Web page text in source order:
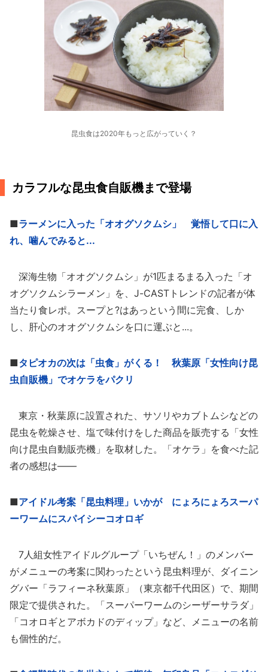
昆虫食は2020年もっと広がっていく？
カラフルな昆虫食自販機まで登場
■ラーメンに入った「オオグソクムシ」 覚悟して口に入
れ、噛んでみると...
深海生物「オオグソクムシ」が1匹まるまる入った「オ
オグソクムシラーメン」を、J-CASTトレンドの記者が体
当たり食レポ。スープと?はあっという間に完食、しか
し、肝心のオオグソクムシを口に運ぶと...。
■タピオカの次は「虫食」がくる！ 秋葉原「女性向け昆
虫自販機」でオケラをパクリ
東京・秋葉原に設置された、サソリやカブトムシなどの
昆虫を乾燥させ、塩で味付けをした商品を販売する「女性
向け昆虫自動販売機」を取材した。「オケラ」を食べた記
者の感想は――
■アイドル考案「昆虫料理」いかが にょろにょろスーパ
ーワームにスパイシーコオロギ
7人組女性アイドルグループ「いちぜん！」のメンバー
がメニューの考案に関わったという昆虫料理が、ダイニン
グバー「ラフィーネ秋葉原」（東京都千代田区）で、期間
限定で提供された。「スーパーワームのシーザーサラダ」
「コオロギとアボカドのディップ」など、メニューの名前
も個性的だ。